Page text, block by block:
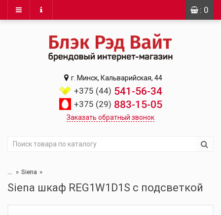
: 0
г. Минск, Кальварийская, 44
+375 (44) 541-56-34
+375 (29) 883-15-05
Заказать обратный звонок
... Siena
Siena шкаф REG1W1D1S с подсветкой